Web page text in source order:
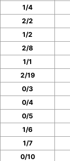
1/4
2/2
1/2
2/8
1/1
2/19
0/3
0/4
0/5
1/6
1/7
0/10